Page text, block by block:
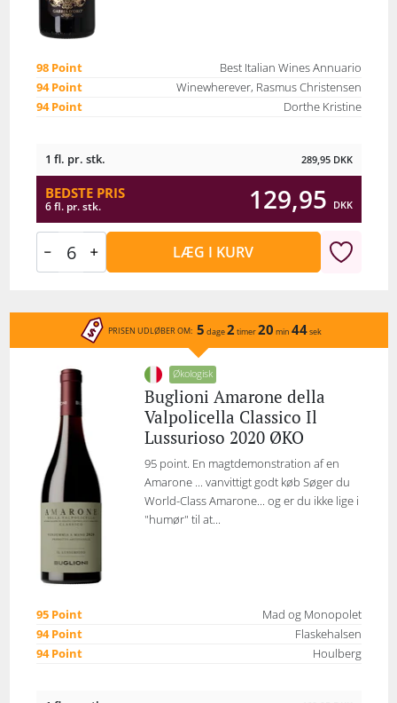
98 Point
Best Italian Wines Annuario
94 Point
Winewherever, Rasmus Christensen
94 Point
Dorthe Kristine
1 fl. pr. stk. 289,95 DKK
BEDSTE PRIS
6 fl. pr. stk. 129,95 DKK
LÆG I KURV
PRISEN UDLØBER OM: 5 dage2 timer20 min 44sek
Økologisk
Buglioni Amarone della
Valpolicella Classico Il
Lussurioso 2020 ØKO
95 point. En magtdemonstration af en
Amarone ... vanvittigt godt køb Søger du
World-Class Amarone... og er du ikke lige i
"humør" til at...
95 Point
Mad og Monopolet
94 Point
Flaskehalsen
94 Point
Houlberg